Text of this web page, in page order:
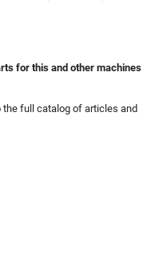
for this and other machines
the full catalog of articles and